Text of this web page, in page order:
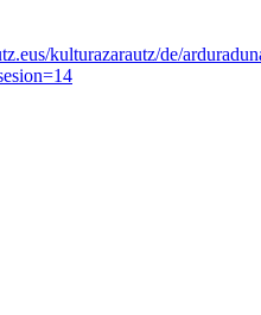
kulturazarautz/de/